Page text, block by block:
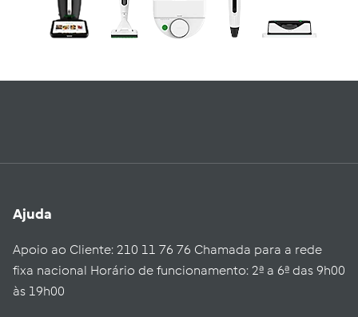
Ajuda
Apoio ao Cliente: 210 11 76 76 Chamada para a rede
fixa nacional Horário de funcionamento: 2ª a 6ª das 9h00
às 19h00